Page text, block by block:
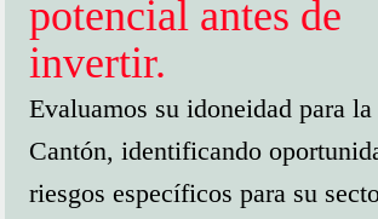
potencial antes de
invertir.
Evaluamos su idoneidad para la
Cantón, identificando
riesgos específicos para su